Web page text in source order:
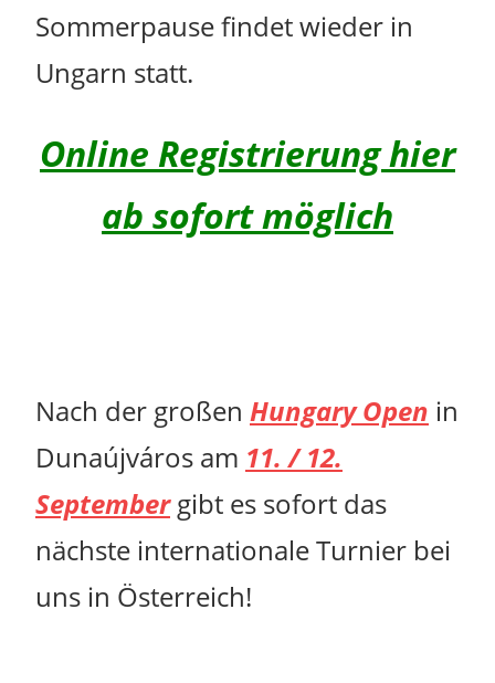
Sommerpause findet wieder in
Ungarn statt.
Online Registrierung hier
ab sofort möglich
Nach der großen Hungary Open in
Dunaújváros am 11. / 12.
Septembergibt es sofort das
nächste internationale Turnier bei
uns in Österreich!